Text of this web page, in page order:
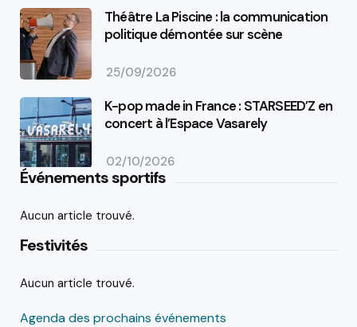
Théâtre La Piscine : la communication
politique démontée sur scène
25/09/2026
K-pop made in France : STARSEED’Z en
concert à l’Espace Vasarely
02/10/2026
Événements sportifs
Aucun article trouvé.
Festivités
Aucun article trouvé.
Agenda des prochains événements